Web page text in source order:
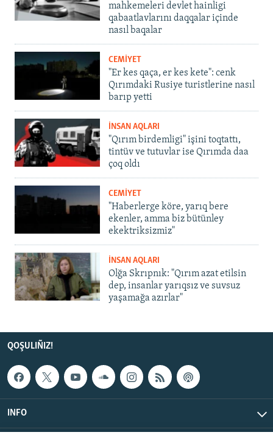
mahkemeleri devlet hainligi
qabaatlavlarını daqqalar içinde
nasıl baqalar
CEMİYET
"Er kes qaça, er kes kete": cenk
Qırımdaki Rusiye turistlerine nasıl
barıp yetti
İNSAN AQLARI
"Qırım birdemligi" işini toqtattı,
tintüv ve tutuvlar ise Qırımda daa
çoq oldı
CEMİYET
"Haberlerge köre, yarıq bere
ekenler, amma biz bütünley
ekektriksizmiz"
İNSAN AQLARI
Olğa Skrıpnık: "Qırım azat etilsin
dep, insanlar yarıqsız ve suvsuz
yaşamağa azırlar"
QOŞULIÑIZ!
INFO